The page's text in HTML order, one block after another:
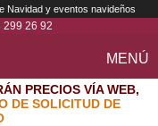
Navidad y eventos navideños
299 26 92
MENÚ
PRECIOS VÍA WEB,
DE SOLICITUD DE